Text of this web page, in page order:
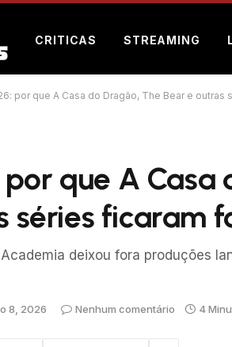
CRITICAS STREAMING
por que A Casa do Dragão, The Bear e
que A Casa
séries ficaram
deixou fora produções
8, 2026 Nenhum comentário 4